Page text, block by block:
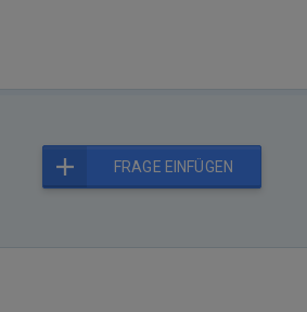
FRAGE EINFÜGEN